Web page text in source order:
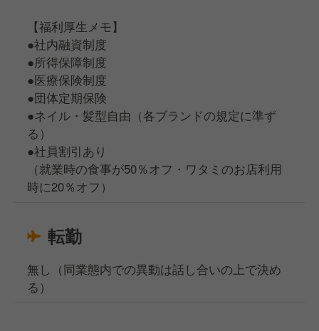
【福利厚生メモ】
●社内融資制度
●所得保障制度
●医療保険制度
●団体定期保険
●ネイル・髪型自由（各ブランドの規定に準ず
る）
●社員割引あり
（就業時の食事が50％オフ・ワタミのお店利用
時に20％オフ）
転勤
無し（同業態内での異動は話し合いの上で決め
る）